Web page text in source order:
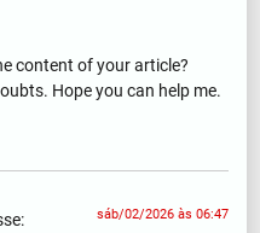
content of your article?
Hope you can help me.
sáb/02/2026 às 06:47